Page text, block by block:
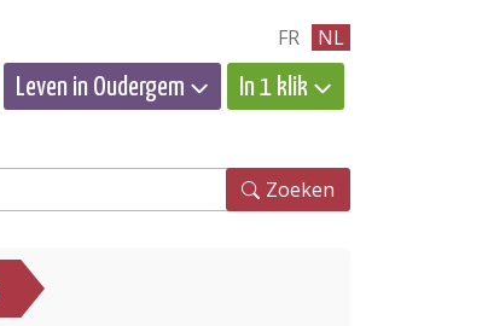
FR NL
Leven in Oudergem In 1 klik
Zoeken